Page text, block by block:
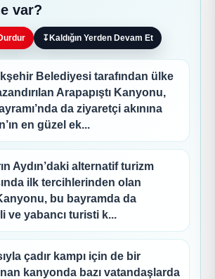
var?
↧ Kaldığın Yerden Devam Et
Belediyesi tarafından ülke
Arapapıştı Kanyonu,
da ziyaretçi akınına
en güzel ek...
Aydın’daki alternatif turizm
ilk tercihlerinden olan
bu bayramda da
ve yabancı turisti k...
çadır kampı için de bir
kanyonda bazı vatandaşlarda